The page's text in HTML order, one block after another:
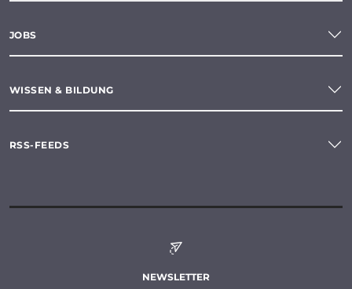
JOBS
WISSEN & BILDUNG
RSS-FEEDS
NEWSLETTER